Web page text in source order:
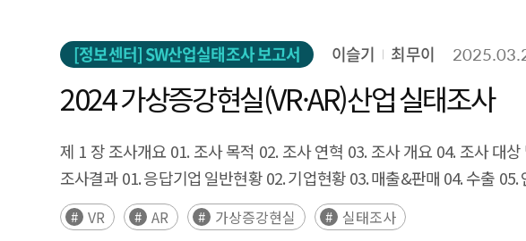
costs, technical limitations in real-world deployment, structural
formulating policies to secure technological leadership. In this
전망이 증가하고 있는 가운데, 공정성에 대한 신뢰도는 감소하는
Intelligence(HAI) released the 'AI Index 2025' report on April
perspective briefing on the current global AI situation. The SPRi
The competition in AI research and development is becoming
States, the leader. The performance of AI has increased rapidly
become more standardized as the performance gap between
science and medicine, and various efforts for responsible AI are
[정보센터] SW산업실태조사 보고서 이슬기 최무이
2024 가상증강현실(VR·AR)산업 실태조사
제 1 장 조사개요 01. 조사 목적 02. 조사 연혁 03. 조사 개요 04. 조사 대상 및 모집단 구축 05. 주요 조사 내용 06. VR·AR산업 분류 07. 데이터 검증 08. 조사 회수 결과 제 2 장
조사결과 01. 응답기업 일반현황 02. 기업현황 03. 매출&판매 04. 수출 05. 인력 현황 06. 산업 현황 07. R&D 현황 제 3 장 부록 01. 용어해설 02. VR·AR산업 분류체계 연계표 및
해설서 03. 조사결과표 04. 조사표
VR AR 가상증강현실 실태조사